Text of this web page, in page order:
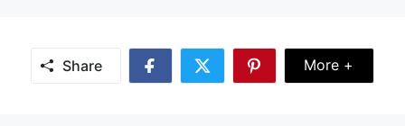
Share
Share
Share
Share
More +